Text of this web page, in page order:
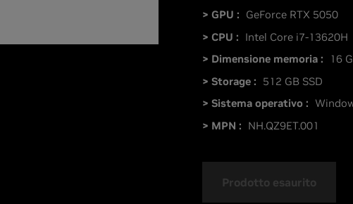
> GPU : GeForce RTX 5050
> CPU : Intel Core i7-13620H
> Dimensione memoria :
16
> Storage : 512 GB SSD
> Sistema operativo :
> MPN : NH.QZ9ET.001
Prodotto esaurito